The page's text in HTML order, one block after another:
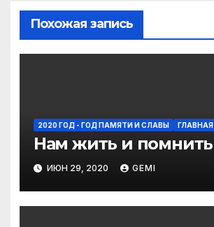
Похожая запись
2020 ГОД - ГОД ПАМЯТИ И СЛАВЫ ГЛАВНАЯ
Нам жить и помнить
ИЮН 29, 2020 GEMI